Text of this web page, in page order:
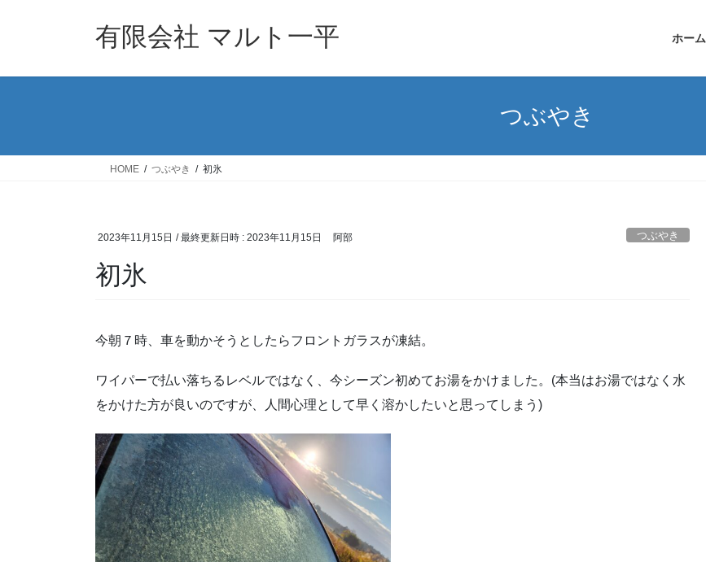
有限会社 マルト一平 ホーム
つぶやき
HOME つぶやき 初氷
2023年11月15日 / 最終更新日時 : 2023年11月15日 阿部 つぶやき
初氷
今朝７時、車を動かそうとしたらフロントガラスが凍結。
ワイパーで払い落ちるレベルではなく、今シーズン初めてお湯をかけました。(本当はお湯ではなく水
をかけた方が良いのですが、人間心理として早く溶かしたいと思ってしまう)